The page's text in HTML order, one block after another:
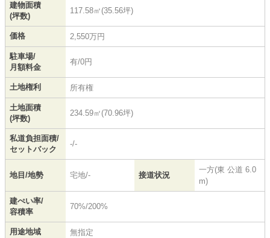
建物面積
(坪数)
117.58㎡(35.56坪)
価格 2,550万円
駐車場/
月額料金
有/0円
土地権利 所有権
土地面積
(坪数)
234.59㎡(70.96坪)
私道負担面積/
セットバック
-/-
地目/地勢 宅地/- 接道状況
一方(東 公道 6.0
m)
建ぺい率/
容積率
70%/200%
用途地域 無指定